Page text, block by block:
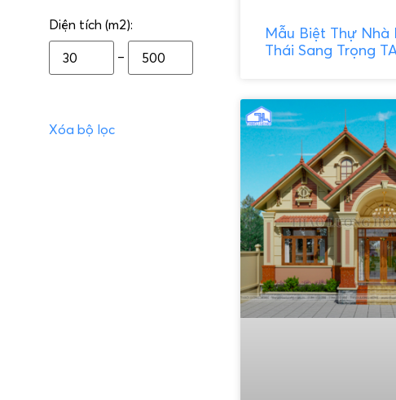
Diện tích (m2):
–
Xóa bộ lọc
Mẫu Biệt Thự Nhà
Thái Sang Trọng